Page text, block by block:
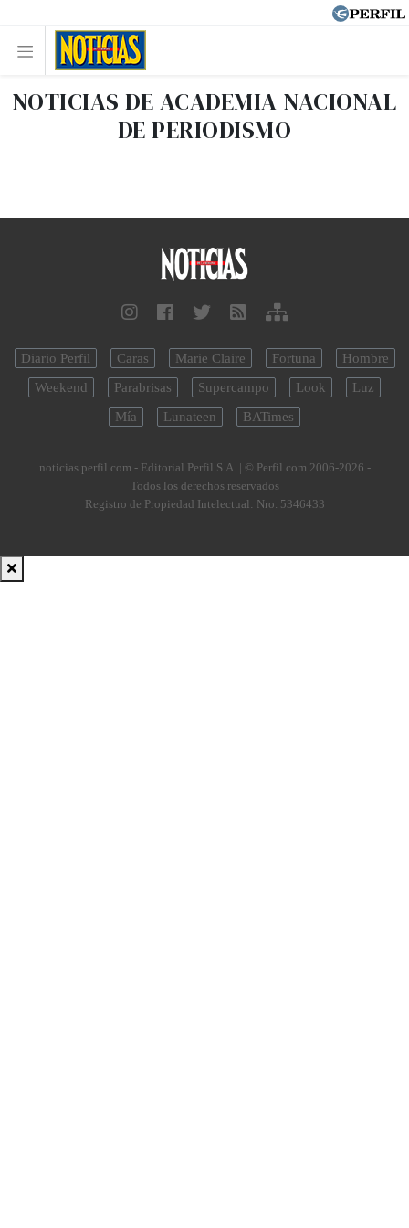
NOTICIAS DE ACADEMIA NACIONAL
DE PERIODISMO
Diario Perfil Caras Marie Claire Fortuna
Hombre
Weekend
Parabrisas Supercampo Look
Luz
Mía
Lunateen BATimes
noticias.perfil.com - Editorial Perfil S.A. | © Perfil.com 2006-2026 -
Todos los derechos reservados
Registro de Propiedad Intelectual: Nro. 5346433